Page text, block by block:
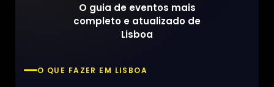
O guia de eventos mais
completo e atualizado de
Lisboa
O QUE FAZER EM LISBOA